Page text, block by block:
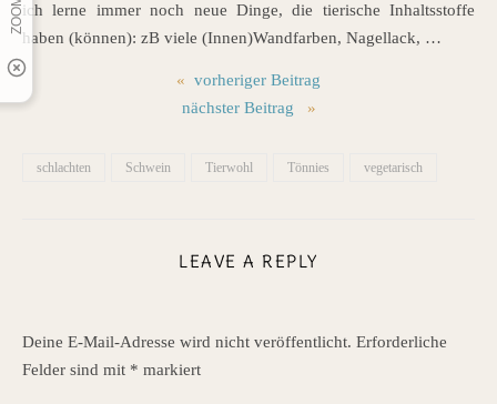
ich lerne immer noch neue Dinge, die tierische Inhaltsstoffe
haben (können): zB viele (Innen)Wandfarben, Nagellack, …
« vorheriger Beitrag
nächster Beitrag
»
schlachten Schwein Tierwohl Tönnies vegetarisch
LEAVE A REPLY
Deine E-Mail-Adresse wird nicht veröffentlicht. Erforderliche
Felder sind mit * markiert